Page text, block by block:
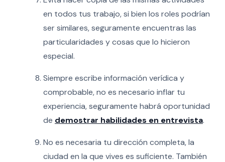
en todos tus trabajo, si bien los roles podrían
ser similares, seguramente encuentras las
particularidades y cosas que lo hicieron
especial.
Siempre escribe información verídica y
comprobable, no es necesario inflar tu
experiencia, seguramente habrá oportunidad
de demostrar habilidades en entrevista.
No es necesaria tu dirección completa, la
ciudad en la que vives es suficiente. También